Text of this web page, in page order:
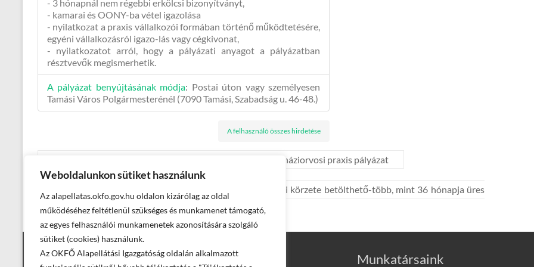
Weboldalunkon sütiket használunk
Az alapellatas.okfo.gov.hu oldalon kizárólag az oldal
működéséhez feltétlenül szükséges és munkamenet támogató,
az egyes felhasználói munkamenetek azonosítására szolgáló
sütiket (cookies) használunk.
Az OKFŐ Alapellátási Igazgatóság oldalán alkalmazott
- 3 hónapnál nem régebbi erkölcsi bizonyítványt,
- kamarai és OONY-ba vétel igazolása
- nyilatkozat a praxis vállalkozói formában történő működtetésére,
egyéni vállalkozásról igazo-lás vagy cégkivonat,
- nyilatkozatot arról, hogy a pályázati anyagot a pályázatban
résztvevők megismerhetik.
A pályázat benyújtásának módja: Postai úton vagy személyesen
Tamási Város Polgármesterénél (7090 Tamási, Szabadság u. 46-48.)
A felhasználó összes hirdetése
Szil, újonnan kialakítandó felnőtt és gyermek (vegyes) háziorvosi praxis pályázat
Tamási Város Önkormányzata II. számú vegyes fogorvosi körzete betölthető-több, mint 36 hónapja üres
praxis→
Elérhetőségek Munkatársaink